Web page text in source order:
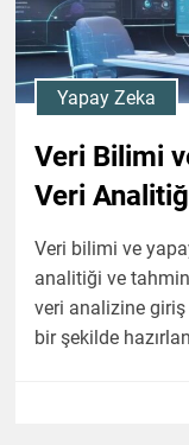
Yapay Zeka
Veri Bilimi
Veri
Veri bilimi ve
analitiği ve
veri analizine giriş
bir şekilde